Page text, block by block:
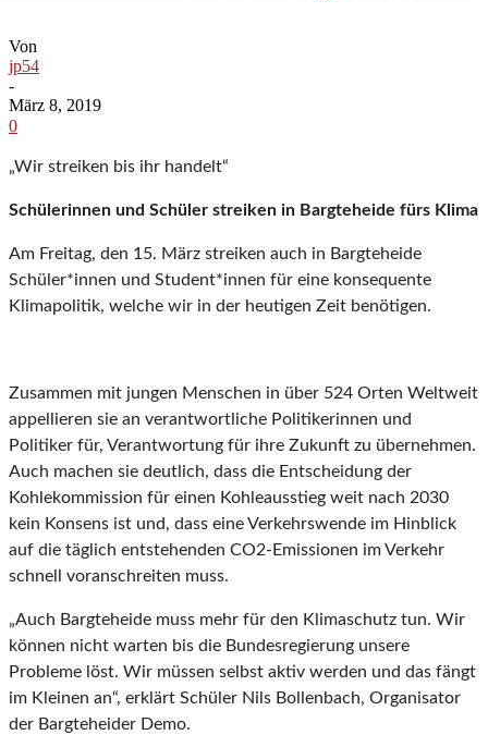
Von
jp54
-
März 8, 2019
0
„Wir streiken bis ihr handelt“
Schülerinnen und Schüler streiken in Bargteheide fürs Klima
Am Freitag, den 15. März streiken auch in Bargteheide
Schüler*innen und Student*innen für eine konsequente
Klimapolitik, welche wir in der heutigen Zeit benötigen.
Zusammen mit jungen Menschen in über 524 Orten Weltweit
appellieren sie an verantwortliche Politikerinnen und
Politiker für, Verantwortung für ihre Zukunft zu übernehmen.
Auch machen sie deutlich, dass die Entscheidung der
Kohlekommission für einen Kohleausstieg weit nach 2030
kein Konsens ist und, dass eine Verkehrswende im Hinblick
auf die täglich entstehenden CO2-Emissionen im Verkehr
schnell voranschreiten muss.
„Auch Bargteheide muss mehr für den Klimaschutz tun. Wir
können nicht warten bis die Bundesregierung unsere
Probleme löst. Wir müssen selbst aktiv werden und das fängt
im Kleinen an“, erklärt Schüler Nils Bollenbach, Organisator
der Bargteheider Demo.